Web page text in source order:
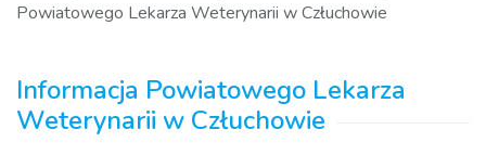
Powiatowego Lekarza Weterynarii w Człuchowie
Informacja Powiatowego Lekarza
Weterynarii w Człuchowie